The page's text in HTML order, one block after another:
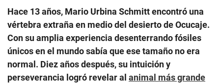
Hace 13 años, Mario Urbina Schmitt encontró una
vértebra extraña en medio del desierto de Ocucaje.
Con su amplia experiencia desenterrando fósiles
únicos en el mundo sabía que ese tamaño no era
normal. Diez años después, su intuición y
perseverancia logró revelar al animal más grande